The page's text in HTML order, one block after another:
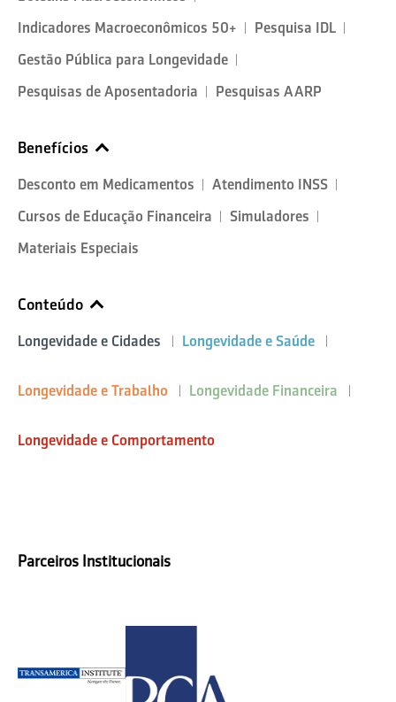
Indicadores Macroeconômicos 50+
Pesquisa IDL
Gestão Pública para Longevidade
Pesquisas de Aposentadoria
Pesquisas AARP
Benefícios
Desconto em Medicamentos
Atendimento INSS
Cursos de Educação Financeira
Simuladores
Materiais Especiais
Conteúdo
Longevidade e Cidades Longevidade e Saúde
Longevidade e Trabalho Longevidade Financeira
Longevidade e Comportamento
Parceiros Institucionais